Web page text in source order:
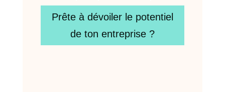
Prête à dévoiler le potentiel
de ton entreprise ?